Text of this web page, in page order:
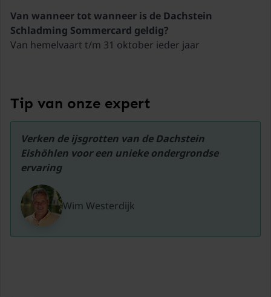
Van wanneer tot wanneer is de Dachstein
Schladming Sommercard geldig?
Van hemelvaart t/m 31 oktober ieder jaar
Tip van onze expert
Verken de ijsgrotten van de Dachstein
Eishöhlen voor een unieke ondergrondse
ervaring
Wim Westerdijk